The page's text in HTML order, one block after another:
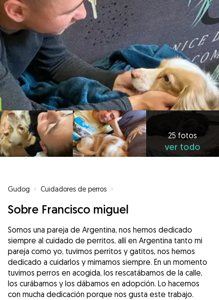
25 fotos
ver todo
Gudog » Cuidadores de perros » Cuidadores de perros en
Sobre Francisco miguel
Somos una pareja de Argentina, nos hemos dedicado
siempre al cuidado de perritos, allí en Argentina tanto mi
pareja como yo, tuvimos perritos y gatitos, nos hemos
dedicado a cuidarlos y mimamos siempre. En un momento
tuvimos perros en acogida, los rescatábamos de la calle,
los curábamos y los dábamos en adopción. Lo hacemos
con mucha dedicación porque nos gusta este trabajo.